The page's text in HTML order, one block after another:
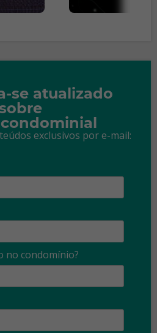
se atualizado
exclusivos por e-mail:
no condomínio?